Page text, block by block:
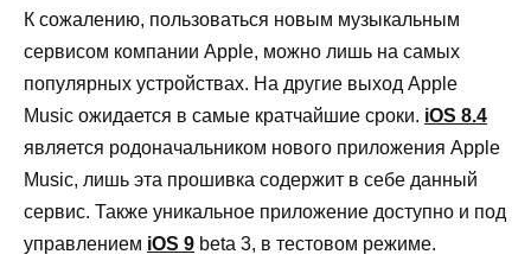
К сожалению, пользоваться новым музыкальным
сервисом компании Apple, можно лишь на самых
популярных устройствах. На другие выход Apple
Music ожидается в самые кратчайшие сроки. iOS 8.4
является родоначальником нового приложения Apple
Music, лишь эта прошивка содержит в себе данный
сервис. Также уникальное приложение доступно и под
управлением iOS 9 beta 3, в тестовом режиме.